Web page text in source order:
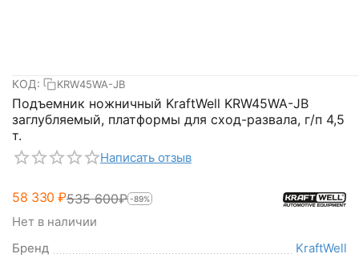
КОД: KRW45WA-JB
Подъемник ножничный KraftWell KRW45WA-JB
заглубляемый, платформы для сход-развала, г/п 4,5
т.
Написать отзыв
58 330 ₽535 600₽ -89%
Нет в наличии
Бренд
KraftWell